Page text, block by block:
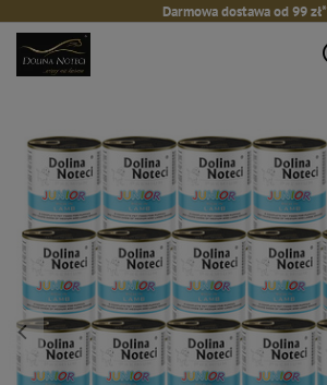
Darmowa dostawa od 99 zł*